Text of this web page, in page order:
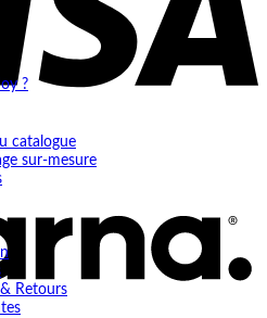
?
catalogue
sur-mesure
Retours